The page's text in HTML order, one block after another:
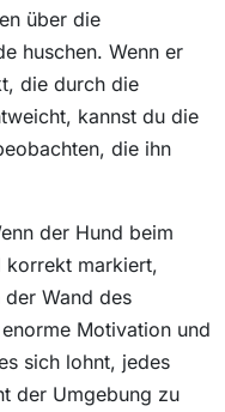
über die
huschen. Wenn er
die durch die
kannst du die
die ihn
der Hund beim
korrekt markiert,
Wand des
Motivation und
sich lohnt, jedes
der Umgebung zu